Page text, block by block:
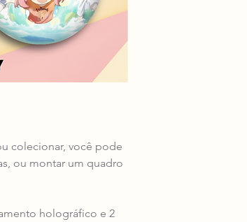
colecionar, você pode
ou montar um quadro
holográfico e 2